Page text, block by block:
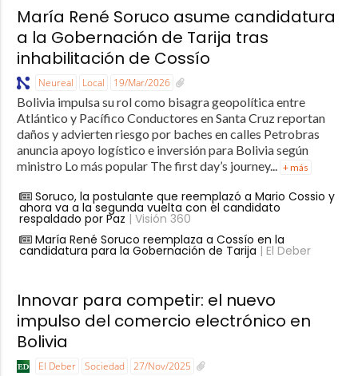
María René Soruco asume candidatura
a la Gobernación de Tarija tras
inhabilitación de Cossío
Neureal Local 19/Mar/2026
Bolivia impulsa su rol como bisagra geopolítica entre
Atlántico y Pacífico Conductores en Santa Cruz reportan
daños y advierten riesgo por baches en calles Petrobras
anuncia apoyo logístico e inversión para Bolivia según
ministro Lo más popular The first day’s journey... + más
Soruco, la postulante que reemplazó a Mario Cossio y
ahora va a la segunda vuelta con el candidato
respaldado por Paz | Visión 360
María René Soruco reemplaza a Cossío en la
candidatura para la Gobernación de Tarija | El Deber
Innovar para competir: el nuevo
impulso del comercio electrónico en
Bolivia
El Deber Sociedad 27/Nov/2025